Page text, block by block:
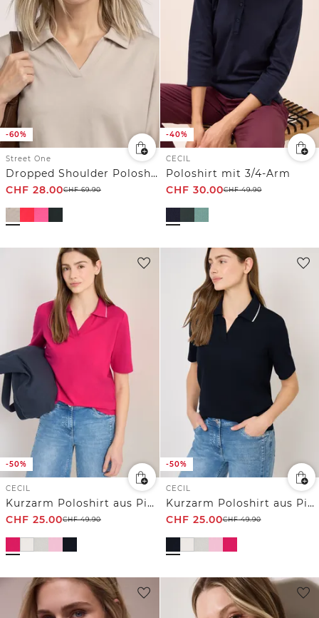
-60%
Street One
Dropped Shoulder Poloshirt mit Elastikbund
CHF 28.00CHF69.90
-40%
CECIL
Poloshirt mit 3/4-Arm
CHF 30.00CHF49.90
-50%
CECIL
Kurzarm Poloshirt aus Piqué Ware
CHF 25.00CHF49.90
-50%
CECIL
Kurzarm Poloshirt aus Piqué Ware
CHF 25.00CHF49.90